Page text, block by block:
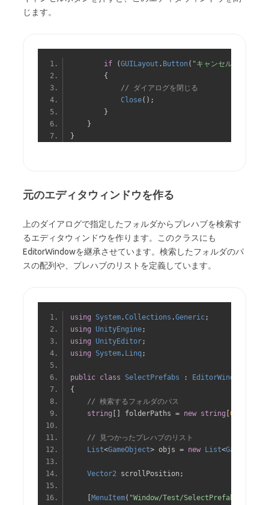
じます。
if (GUILayout . Button( "キャンセル"
{
// ダイアログを閉じる
Close();
}
}
}
元のエディタウィンドウを作る
上のダイアログで指定したフォルダからプレハブを検索す
るエディタウィンドウを作ります。このクラスにも
EditorWindowを継承させています。検索したフォルダのパ
スの配列や、プレハブのリストを定義しています。
using System .Collections .Generic;
using
UnityEngine;
using
UnityEditor;
using
System . Linq;
public class SelectPrefabs :
EditorWindow
{
// 検索するフォルダのパス
string
folderPaths = new string 0
// 見つかったプレハブのリスト
List<GameObject> objs = new List<GameObject
Vector2 scrollPosition;
MenuItem( "Window/Test/SelectPrefabs"